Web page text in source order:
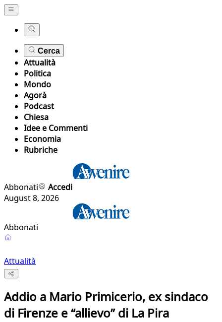
Cerca
Attualità
Politica
Mondo
Agorà
Podcast
Chiesa
Idee e Commenti
Economia
Rubriche
Abbonati
Accedi
August 8, 2026
Abbonati
Attualità
Addio a Mario Primicerio, ex sindaco
di Firenze e “allievo” di La Pira